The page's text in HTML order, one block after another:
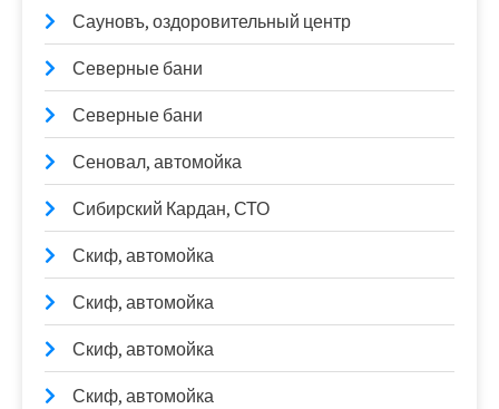
Сауновъ, оздоровительный центр
Северные бани
Северные бани
Сеновал, автомойка
Сибирский Кардан, СТО
Скиф, автомойка
Скиф, автомойка
Скиф, автомойка
Скиф, автомойка